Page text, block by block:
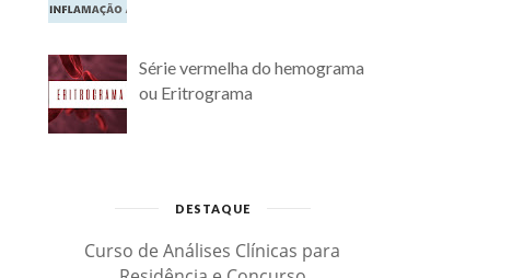
Série vermelha do hemograma
ou Eritrograma
DESTAQUE
Curso de Análises Clínicas para